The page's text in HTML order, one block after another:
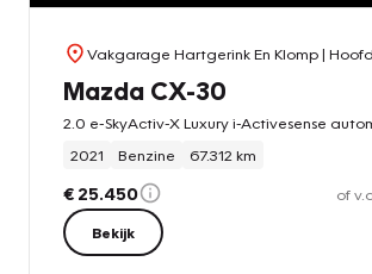
Vakgarage Hartgerink En Klomp|
Mazda CX-30
2.0 e-SkyActiv-X Luxury i-Activesense
2021
Benzine 67.312 km
€ 25.450 of
Bekijk